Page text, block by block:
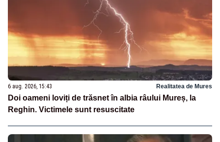
6 aug. 2026, 15:43 Realitatea de Mures
Doi oameni loviți de trăsnet în albia râului Mureș, la
Reghin. Victimele sunt resuscitate